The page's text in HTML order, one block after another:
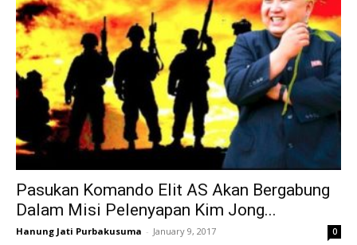
Pasukan Komando Elit AS Akan Bergabung
Dalam Misi Pelenyapan Kim Jong...
Hanung Jati Purbakusuma - January 9, 2017 0